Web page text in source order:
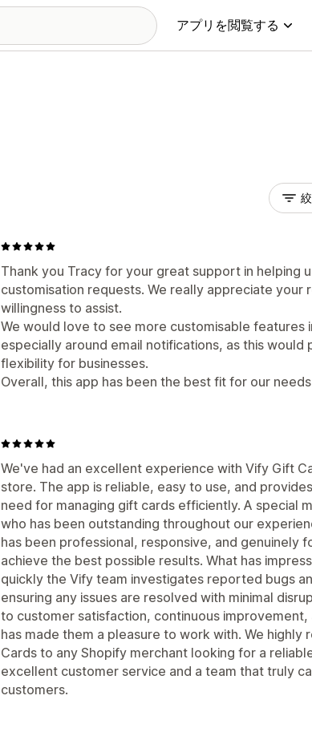
アプリを閲覧する
Thank you Tracy for your great support in helping
customisation requests. We really appreciate your
willingness to assist.
We would love to see more customisable features
especially around email notifications, as this would
flexibility for businesses.
Overall, this app has been the best fit for our
We've had an excellent experience with Vify Gift
store. The app is reliable, easy to use, and
need for managing gift cards efficiently. A special
who has been outstanding throughout our
has been professional, responsive, and genuinely
achieve the best possible results. What has
quickly the Vify team investigates reported bugs
ensuring any issues are resolved with minimal
to customer satisfaction, continuous
has made them a pleasure to work with. We highly
Cards to any Shopify merchant looking for a
excellent customer service and a team that truly
customers.